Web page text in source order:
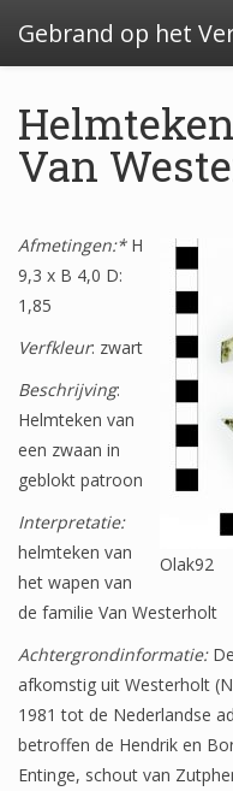
Gebrand op het
Algemeen: de
Uitwerking:
Uitwerking:
Quickscan:
Quickscan:
1750
Wapenschilden
Mensfiguren
(Fabel)dieren
Architectuur
Geometrische
Van
Olak92
Afmetingen:* H
9,3 x B 4,0 D:
1,85
Verfkleur: zwart
Beschrijving:
Helmteken van
een zwaan in
geblokt patroon
Interpretatie:
helmteken van
het wapen van
de familie Van Westerholt
Achtergrondinformatie:
afkomstig uit Westerholt
1981 tot de Nederlandse
betroffen de Hendrik en
Entinge, schout van